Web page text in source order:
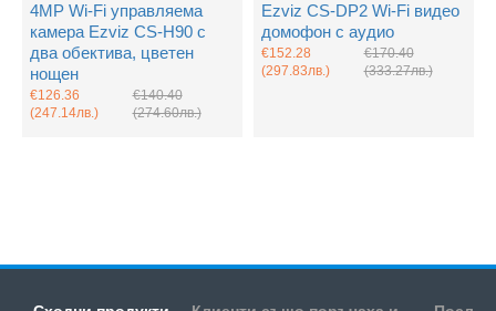
4MP Wi-Fi управляема
камера Ezviz CS-H90 с
два обектива, цветен
нощен
€126.36
(247.14лв.)
€140.40
(274.60лв.)
Ezviz CS-DP2 Wi-Fi видео
домофон с аудио
€152.28
(297.83лв.)
€170.40
(333.27лв.)